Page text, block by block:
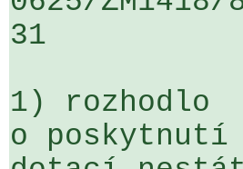
31
1) rozhodlo
o poskytnutí